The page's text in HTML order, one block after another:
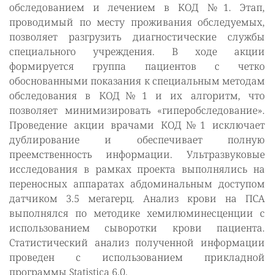
обследованием и лечением в КОД №1. Этап,
проводимый по месту проживания обследуемых,
позволяет разгрузить диагностические службы
специального учреждения. В ходе акции
формируется группа пациентов с четко
обоснованными показания к специальным методам
обследования в КОД№1 и их алгоритм, что
позволяет минимизировать «гиперобследование».
Проведение акции врачами КОД№1 исключает
дублирование и обеспечивает полную
преемственность информации. Ультразвуковые
исследования в рамках проекта выполнялись на
переносных аппаратах абдоминальным доступом
датчиком 3.5 мегагерц. Анализ крови на ПСА
выполнялся по методике хемилюминесценции с
использованием сыворотки крови пациента.
Статистический анализ полученной информации
проведен с использованием прикладной
программы Statistica 6.0.